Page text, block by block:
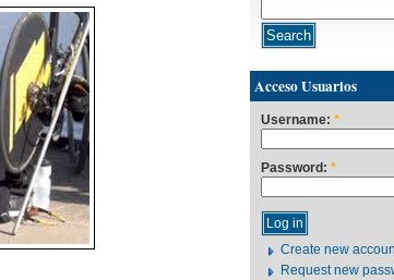
Acceso Usuarios
Username: *
Password: *
Create new
Request new